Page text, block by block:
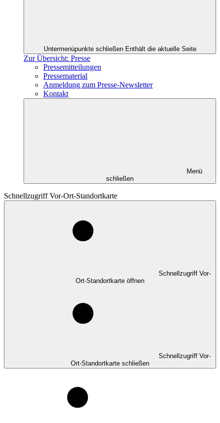
Untermenüpunkte schließen Enthält die aktuelle Seite
Zur Übersicht: Presse
Pressemitteilungen
Pressematerial
Anmeldung zum Presse-Newsletter
Kontakt
Menü
schließen
Schnellzugriff Vor-Ort-Standortkarte
Schnellzugriff Vor-
Ort-Standortkarte öffnen
Schnellzugriff Vor-
Ort-Standortkarte schließen